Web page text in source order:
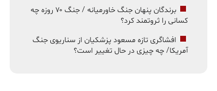
برندگان پنهان جنگ خاورمیانه / جنگ ۷۰ روزه چه
کسانی را ثروتمند کرد؟
افشاگری تازه مسعود پزشکیان از سناریوی جنگ
آمریکا/ چه چیزی در حال تغییر است؟